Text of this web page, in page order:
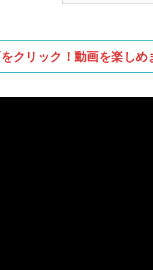
クリック！動画を楽しめ